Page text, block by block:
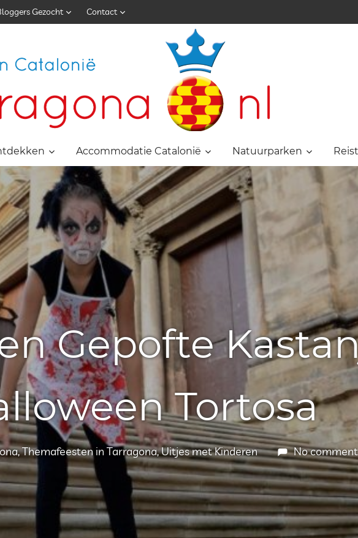
Gezocht Contact
Accommodatie Catalonië Natuurparken
Gepofte
Tortosa
,Themafeesten in Tarragona,Uitjes met Kinderen No